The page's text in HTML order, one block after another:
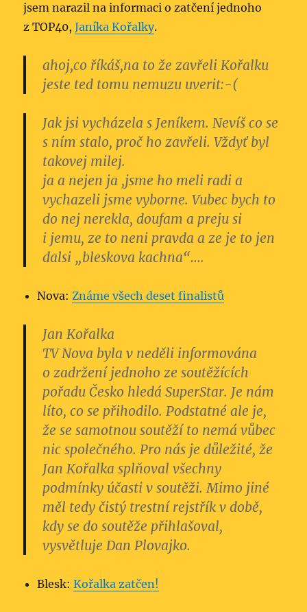
jsem narazil na informaci o zatčení jednoho
z TOP40,Janíka Kořalky.
ahoj,co říkáš,na to že zavřeli Kořalku
jeste ted tomu nemuzu uverit:-(
Jak jsi vycházela s Jeníkem. Nevíš co se
s ním stalo, proč ho zavřeli. Vždyť byl
takovej milej.
ja a nejen ja ,jsme ho meli radi a
vychazeli jsme vyborne. Vubec bych to
do nej nerekla, doufam a preju si
i jemu, ze to neni pravda a ze je to jen
dalsi „bleskova kachna“….
Nova:Známe všech deset finalistů
Jan Kořalka
TV Nova byla v neděli informována
o zadržení jednoho ze soutěžících
pořadu Česko hledá SuperStar. Je nám
líto, co se přihodilo. Podstatné ale je,
že se samotnou soutěží to nemá vůbec
nic společného. Pro nás je důležité, že
Jan Kořalka splňoval všechny
podmínky účasti v soutěži. Mimo jiné
měl tedy čistý trestní rejstřík v době,
kdy se do soutěže přihlašoval,
vysvětluje Dan Plovajko.
Blesk:Kořalka zatčen!